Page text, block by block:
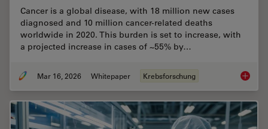
Cancer is a global disease, with 18 million new cases
diagnosed and 10 million cancer-related deaths
worldwide in 2020. This burden is set to increase, with
a projected increase in cases of ~55% by…
Mar 16, 2026 Whitepaper Krebsforschung